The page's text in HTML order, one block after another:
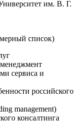
список)
сервиса и
российского
management)
консалтинга